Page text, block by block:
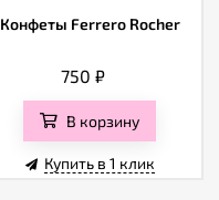
Конфеты Ferrero Rocher
750₽
В корзину
Купить в 1 клик